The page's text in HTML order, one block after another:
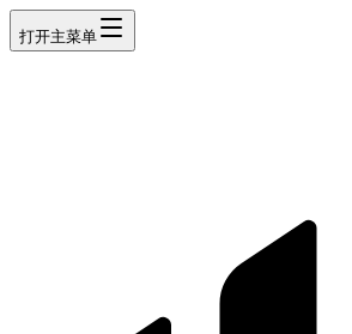
打开主菜单